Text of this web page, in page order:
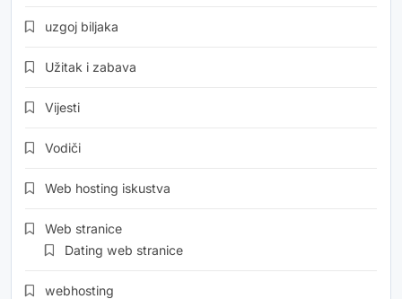
uzgoj biljaka
Užitak i zabava
Vijesti
Vodiči
Web hosting iskustva
Web stranice
Dating web stranice
webhosting